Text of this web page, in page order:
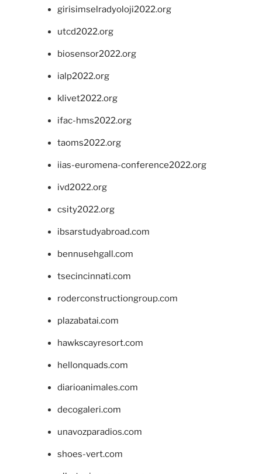
girisimselradyoloji2022.org
utcd2022.org
biosensor2022.org
ialp2022.org
klivet2022.org
ifac-hms2022.org
taoms2022.org
iias-euromena-conference2022.org
ivd2022.org
csity2022.org
ibsarstudyabroad.com
bennusehgall.com
tsecincinnati.com
roderconstructiongroup.com
plazabatai.com
hawkscayresort.com
hellonquads.com
diarioanimales.com
decogaleri.com
unavozparadios.com
shoes-vert.com